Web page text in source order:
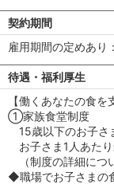
契約期間
雇用期間の定めあり
待遇・福利厚生
【働くあなたの食を
①家族食堂制度
15歳以下のお子さ
お子さま1人あたり
（制度の詳細につ
◆職場でお子さまの